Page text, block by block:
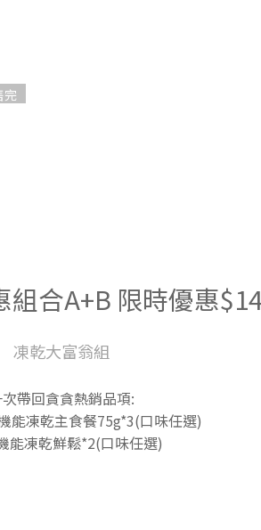
完
合A+B 限時優惠
凍乾大富翁組
帶回貪貪熱銷品項:
能凍乾主食餐75g*3(口味任選)
能凍乾鮮鬆*2(口味任選)